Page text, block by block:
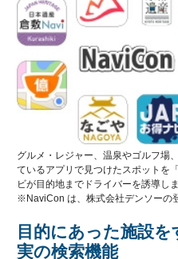
グルメ・レジャー、温泉やゴルフ場
ているアプリで見つけたスポットを
ビが目的地までドライバーを誘導しま
※NaviCon は、株式会社デンソーの
目的にあった施設
実の検索機能